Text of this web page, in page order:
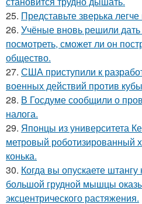
25. Представьте зверька
26. Учёные вновь решили
посмотреть, сможет ли он
общество.
27. США приступили к
военных действий против
28. В Госдуме сообщили о
налога.
29. Японцы из университета
метровый роботизированный
конька.
30. Когда вы опускаете штангу
большой грудной мышцы
эксцентрического растяжения.